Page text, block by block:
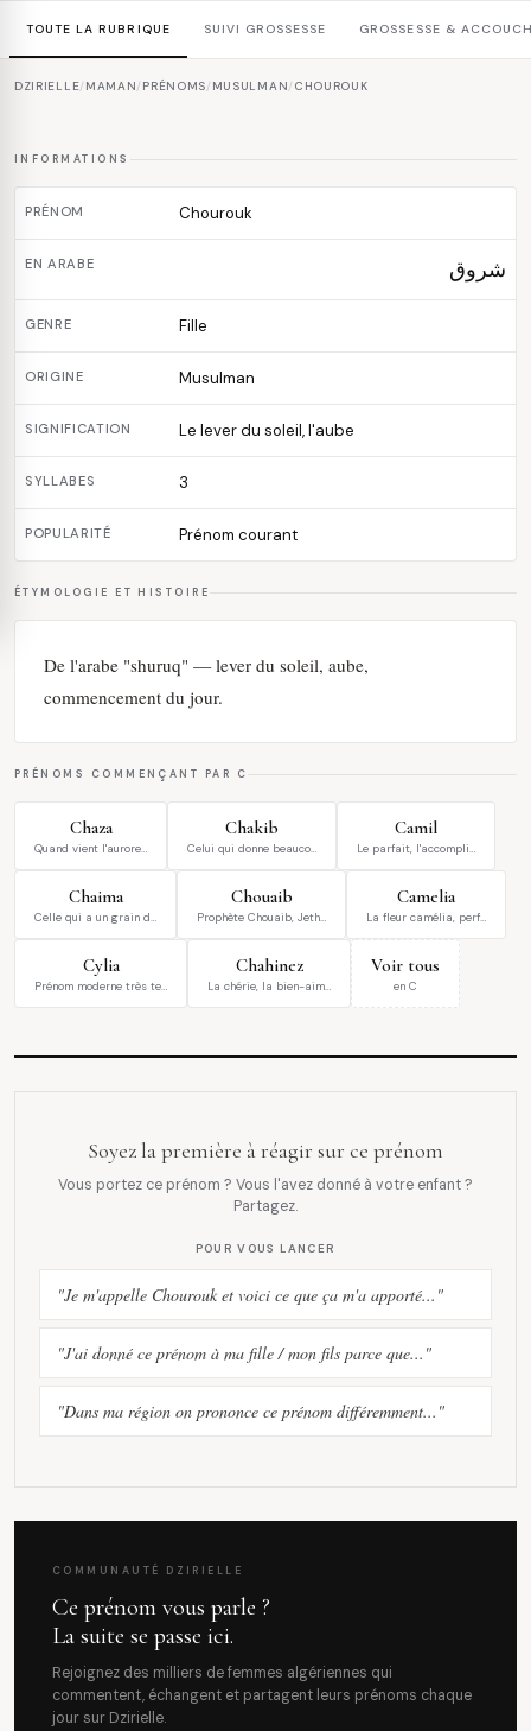
TOUTE LA RUBRIQUE SUIVI GROSSESSE GROSSESSE &
DZIRIELLE/ MAMAN/ PRÉNOMS/ MUSULMAN/ CHOUROUK
INFORMATIONS
PRÉNOM Chourouk
EN ARABE شروق
GENRE Fille
ORIGINE Musulman
SIGNIFICATION Le lever du soleil, l'aube
SYLLABES 3
POPULARITÉ Prénom courant
ÉTYMOLOGIE ET HISTOIRE
De l'arabe "shuruq" — lever du soleil, aube,
commencement du jour.
PRÉNOMS COMMENÇANT PAR C
Chaza
Quand vient l'aurore…
Chakib
Celui qui donne beauco…
Camil
Le parfait, l'accompli…
Chaima
Celle qui a un grain d…
Chouaib
Prophète Chouaib, Jeth…
Camelia
La fleur camélia, perf…
Cylia
Prénom moderne très te…
Chahinez
La chérie, la bien-aim…
Voir tous
en C
Soyez la première à réagir sur ce prénom
Vous portez ce prénom ? Vous l'avez donné à votre enfant ?
Partagez.
POUR VOUS LANCER
"Je m'appelle Chourouk et voici ce que ça m'a apporté..."
"J'ai donné ce prénom à ma fille / mon fils parce que..."
"Dans ma région on prononce ce prénom différemment..."
COMMUNAUTÉ DZIRIELLE
Ce prénom vous parle ?
La suite se passe ici.
Rejoignez des milliers de femmes algériennes qui
commentent, échangent et partagent leurs prénoms chaque
jour sur Dzirielle.